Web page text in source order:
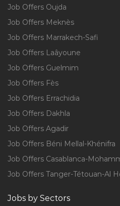
Job Offers Oujda
Job Offers Meknès
Job Offers Marrakech-Safi
Job Offers Laâyoune
Job Offers Guelmim
Job Offers Fès
Job Offers Errachidia
Job Offers Dakhla
Job Offers Agadir
Job Offers Béni Mellal-Khénifra
Job Offers Casablanca-
Job Offers Tanger-Tétouan-Al
Jobs by Sectors